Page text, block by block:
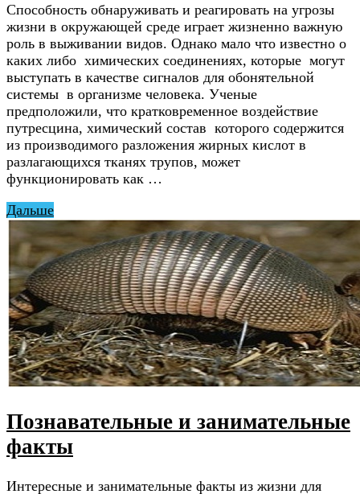
Способность обнаруживать и реагировать на угрозы
жизни в окружающей среде играет жизненно важную
роль в выживании видов. Однако мало что известно о
каких либо химических соединениях, которые могут
выступать в качестве сигналов для обонятельной
системы в организме человека. Ученые
предположили, что кратковременное воздействие
путресцина, химический состав которого содержится
из производимого разложения жирных кислот в
разлагающихся тканях трупов, может
функционировать как …
Дальше
Познавательные и занимательные
факты
Интересные и занимательные факты из жизни для